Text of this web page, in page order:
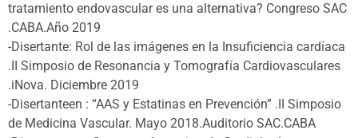
tratamiento endovascular es una alternativa? Congreso SAC
.CABA.Año 2019
-Disertante: Rol de las imágenes en la Insuficiencia cardíaca
.II Simposio de Resonancia y Tomografía Cardiovasculares
.iNova. Diciembre 2019
-Disertanteen : “AAS y Estatinas en Prevención” .II Simposio
de Medicina Vascular. Mayo 2018.Auditorio SAC.CABA